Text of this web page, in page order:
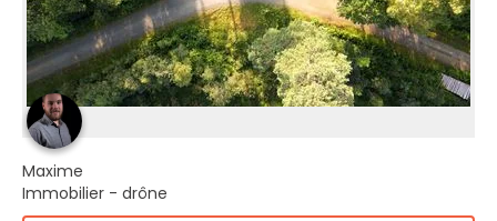
Maxime
Immobilier - drône